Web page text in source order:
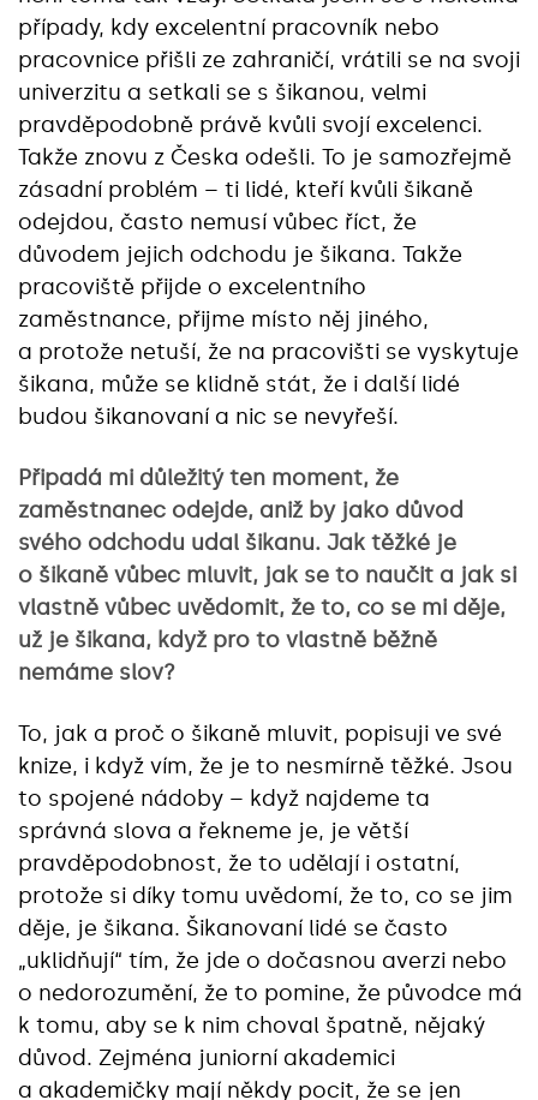
případy, kdy excelentní pracovník nebo
pracovnice přišli ze zahraničí, vrátili se na svoji
univerzitu a setkali se s šikanou, velmi
pravděpodobně právě kvůli svojí excelenci.
Takže znovu z Česka odešli. To je samozřejmě
zásadní problém – ti lidé, kteří kvůli šikaně
odejdou, často nemusí vůbec říct, že
důvodem jejich odchodu je šikana. Takže
pracoviště přijde o excelentního
zaměstnance, přijme místo něj jiného,
a protože netuší, že na pracovišti se vyskytuje
šikana, může se klidně stát, že i další lidé
budou šikanovaní a nic se nevyřeší.
Připadá mi důležitý ten moment, že
zaměstnanec odejde, aniž by jako důvod
svého odchodu udal šikanu. Jak těžké je
o šikaně vůbec mluvit, jak se to naučit a jak si
vlastně vůbec uvědomit, že to, co se mi děje,
už je šikana, když pro to vlastně běžně
nemáme slov?
To, jak a proč o šikaně mluvit, popisuji ve své
knize, i když vím, že je to nesmírně těžké. Jsou
to spojené nádoby – když najdeme ta
správná slova a řekneme je, je větší
pravděpodobnost, že to udělají i ostatní,
protože si díky tomu uvědomí, že to, co se jim
děje, je šikana. Šikanovaní lidé se často
„uklidňují“ tím, že jde o dočasnou averzi nebo
o nedorozumění, že to pomine, že původce má
k tomu, aby se k nim choval špatně, nějaký
důvod. Zejména juniorní akademici
a akademičky mají někdy pocit, že se jen